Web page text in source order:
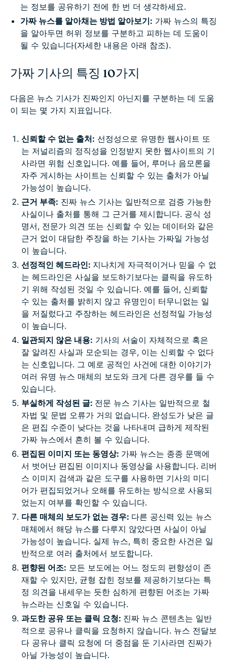
는 정보를 공유하기 전에 한 번 더 생각하세요.
가짜 뉴스를 알아채는 방법 알아보기: 가짜 뉴스의 특징
을 알아두면 허위 정보를 구분하고 피하는 데 도움이
될 수 있습니다(자세한 내용은 아래 참조).
가짜 기사의 특징 10가지
다음은 뉴스 기사가 진짜인지 아닌지를 구분하는 데 도움
이 되는 몇 가지 지표입니다.
신뢰할 수 없는 출처: 선정성으로 유명한 웹사이트 또
는 저널리즘의 정직성을 인정받지 못한 웹사이트의 기
사라면 위험 신호입니다. 예를 들어, 루머나 음모론을
자주 게시하는 사이트는 신뢰할 수 있는 출처가 아닐
가능성이 높습니다.
근거 부족: 진짜 뉴스 기사는 일반적으로 검증 가능한
사실이나 출처를 통해 그 근거를 제시합니다. 공식 성
명서, 전문가 의견 또는 신뢰할 수 있는 데이터와 같은
근거 없이 대담한 주장을 하는 기사는 가짜일 가능성
이 높습니다.
선정적인 헤드라인: 지나치게 자극적이거나 믿을 수 없
는 헤드라인은 사실을 보도하기보다는 클릭을 유도하
기 위해 작성된 것일 수 있습니다. 예를 들어, 신뢰할
수 있는 출처를 밝히지 않고 유명인이 터무니없는 일
을 저질렀다고 주장하는 헤드라인은 선정적일 가능성
이 높습니다.
일관되지 않은 내용: 기사의 서술이 자체적으로 혹은
잘 알려진 사실과 모순되는 경우, 이는 신뢰할 수 없다
는 신호입니다. 그 예로 공적인 사건에 대한 이야기가
여러 유명 뉴스 매체의 보도와 크게 다른 경우를 들 수
있습니다.
부실하게 작성된 글: 전문 뉴스 기사는 일반적으로 철
자법 및 문법 오류가 거의 없습니다. 완성도가 낮은 글
은 편집 수준이 낮다는 것을 나타내며 급하게 제작된
가짜 뉴스에서 흔히 볼 수 있습니다.
편집된 이미지 또는 동영상: 가짜 뉴스는 종종 문맥에
서 벗어난 편집된 이미지나 동영상을 사용합니다. 리버
스 이미지 검색과 같은 도구를 사용하면 기사의 미디
어가 편집되었거나 오해를 유도하는 방식으로 사용되
었는지 여부를 확인할 수 있습니다.
다른 매체의 보도가 없는 경우: 다른 공신력 있는 뉴스
매체에서 해당 뉴스를 다루지 않았다면 사실이 아닐
가능성이 높습니다. 실제 뉴스, 특히 중요한 사건은 일
반적으로 여러 출처에서 보도합니다.
편향된 어조: 모든 보도에는 어느 정도의 편향성이 존
재할 수 있지만, 균형 잡힌 정보를 제공하기보다는 특
정 의견을 내세우는 듯한 심하게 편향된 어조는 가짜
뉴스라는 신호일 수 있습니다.
과도한 공유 또는 클릭 요청: 진짜 뉴스 콘텐츠는 일반
적으로 공유나 클릭을 요청하지 않습니다. 뉴스 전달보
다 공유나 클릭 요청에 더 중점을 둔 기사라면 진짜가
아닐 가능성이 높습니다.